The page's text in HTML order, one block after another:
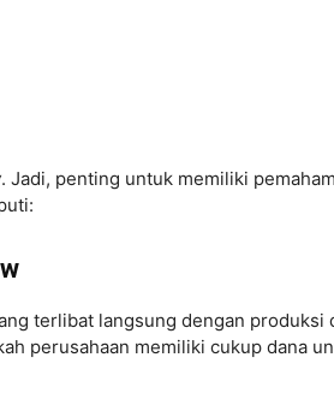
. Jadi, penting untuk memiliki
terlibat langsung dengan produksi
perusahaan memiliki cukup dana